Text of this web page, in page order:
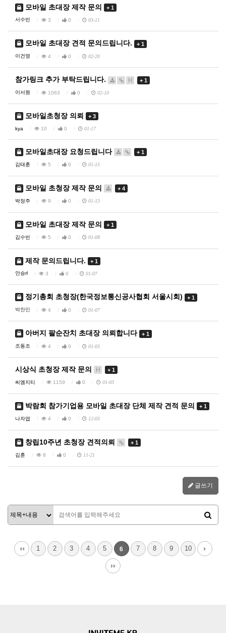
모바일 초대장 제작 문의 + 1
서수빈 3 0 03-11
모바일 초대장 견적 문의드립니다. + 1
이건영 4 0 02-20
참가링크 추가 부탁드립니다. H + 1
이서원 1063 0 02-10
모바일초청장 의뢰 + 3
kya 10 0 01-17
모바일초대장 요청드립니다 + 1
김태훈 5 0 01-15
모바일 초청장 제작 문의 + 4
박정주 9 0 01-13
모바일 초대장 제작 문의 + 1
김수빈 5 0 01-08
제작 문의드립니다. + 1
안승rl 3 0 01-07
정기총회 초청장(한국정보통신공사협회 서울시회) + 1
박찬민 4 0 01-07
아버지 팔순잔치 초대장 의뢰합니다 + 1
조동조 4 0 01-03
시상식 초청장 제작 문의 H + 1
씨엠지티 1159 0 01-03
박람회 참가기업용 모바일 초대장 단체 제작 견적 문의 + 1
나자엽 4 0 12-03
창립10주년 초청장 견적의뢰 + 1
김훈 8 0 11-21
글쓰기
1 2 3 4 5 6 7 8 9 10